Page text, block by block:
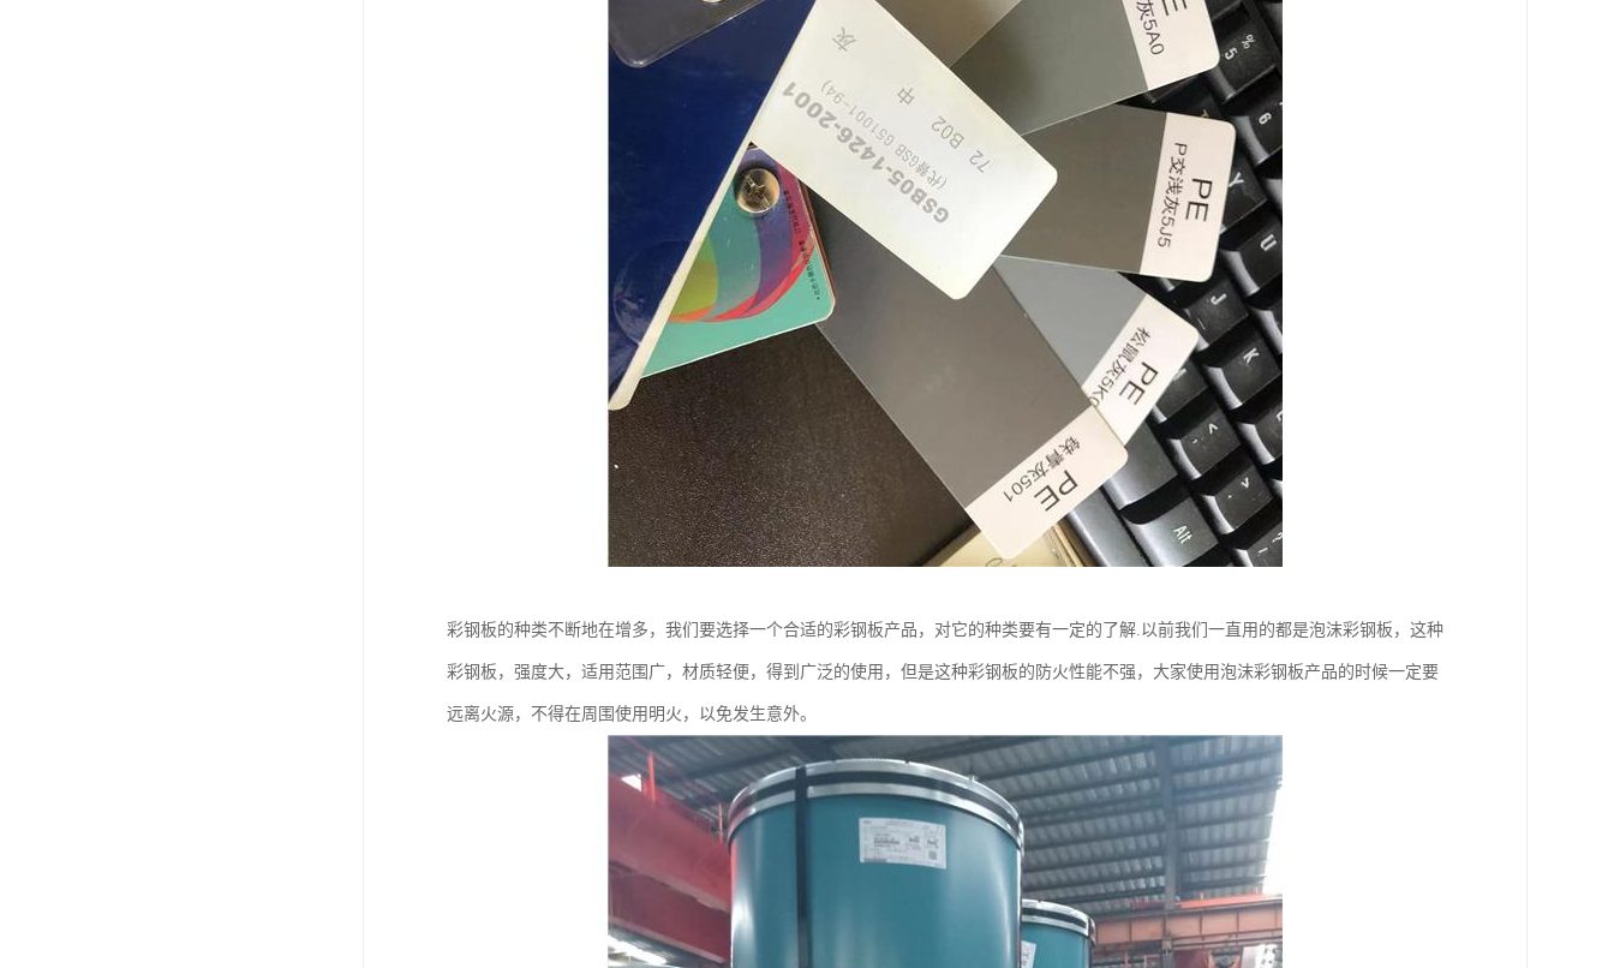
彩钢板的种类不断地在增多，我们要选择一个合适的彩钢板产品，对它的种类要有一定的了解.以前我们一直用的都是泡沫彩钢板，这种
彩钢板，强度大，适用范围广，材质轻便，得到广泛的使用，但是这种彩钢板的防火性能不强，大家使用泡沫彩钢板产品的时候一定要
远离火源，不得在周围使用明火，以免发生意外。